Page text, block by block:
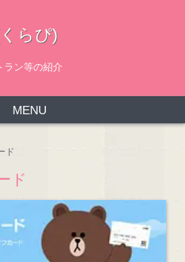
らぴ)
ラン等の紹介
MENU
ド
ド